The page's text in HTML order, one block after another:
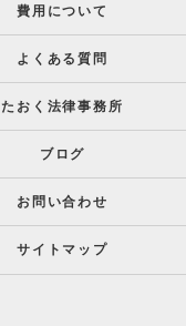
費用について
よくある質問
たおく法律事務所
ブログ
お問い合わせ
サイトマップ